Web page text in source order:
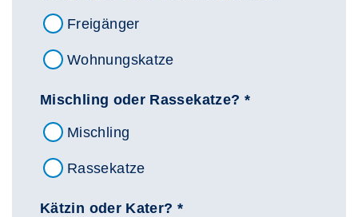
Freigänger
Wohnungskatze
Mischling oder Rassekatze? *
Mischling
Rassekatze
Kätzin oder Kater? *